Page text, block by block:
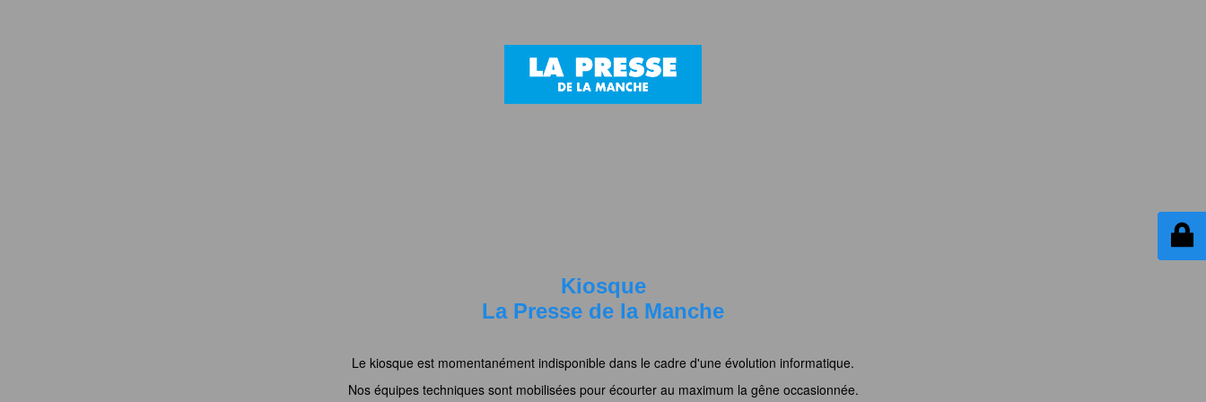
Kiosque
La Presse de la Manche
Le kiosque est momentanément indisponible dans le cadre d'une évolution informatique.
Nos équipes techniques sont mobilisées pour écourter au maximum la gêne occasionnée.